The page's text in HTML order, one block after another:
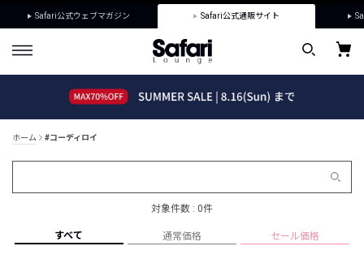
Safari公式ウェブマガジン Safari公式通販サイト
ホーム #コーディロイ
対象件数 : 0件
すべて 通常価格 セール価格